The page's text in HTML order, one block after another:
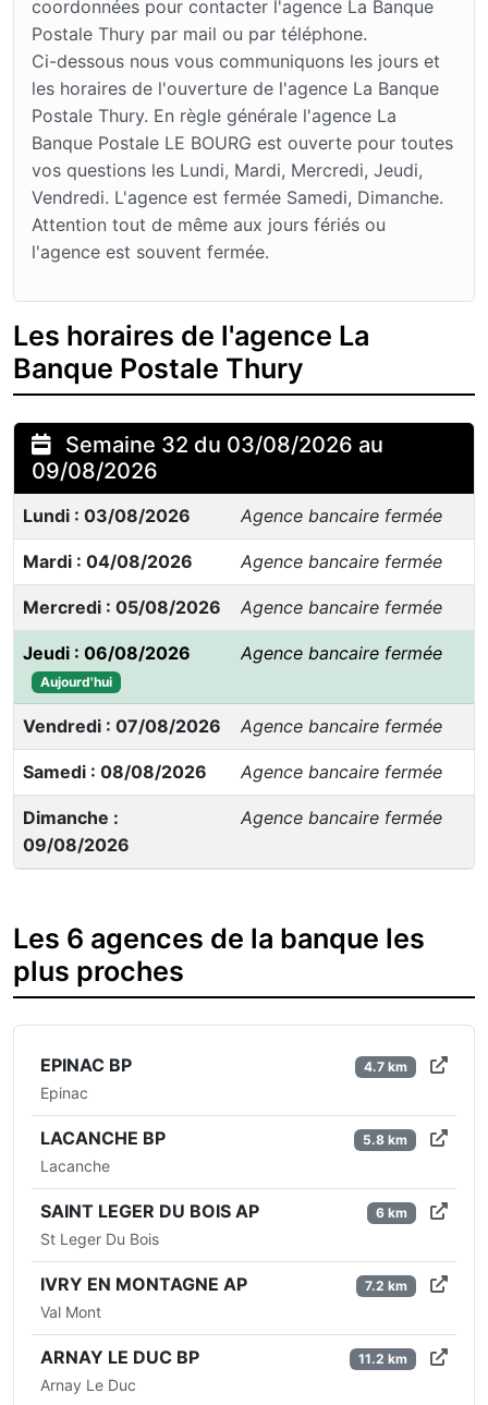
coordonnées pour contacter l'agence La Banque
Postale Thury par mail ou par téléphone.
Ci-dessous nous vous communiquons les jours et
les horaires de l'ouverture de l'agence La Banque
Postale Thury. En règle générale l'agence La
Banque Postale LE BOURG est ouverte pour toutes
vos questions les Lundi, Mardi, Mercredi, Jeudi,
Vendredi. L'agence est fermée Samedi, Dimanche.
Attention tout de même aux jours fériés ou
l'agence est souvent fermée.
Les horaires de l'agence La
Banque Postale Thury
Semaine 32 du 03/08/2026 au
09/08/2026
Lundi : 03/08/2026 Agence bancaire fermée
Mardi : 04/08/2026 Agence bancaire fermée
Mercredi : 05/08/2026 Agence bancaire fermée
Jeudi : 06/08/2026
Aujourd'hui
Agence bancaire fermée
Vendredi : 07/08/2026 Agence bancaire fermée
Samedi : 08/08/2026 Agence bancaire fermée
Dimanche :
09/08/2026
Agence bancaire fermée
Les 6 agences de la banque les
plus proches
EPINAC BP
Epinac
4.7 km
LACANCHE BP
Lacanche
5.8 km
SAINT LEGER DU BOIS AP
St Leger Du Bois
6 km
IVRY EN MONTAGNE AP
Val Mont
7.2 km
ARNAY LE DUC BP
Arnay Le Duc
11.2 km